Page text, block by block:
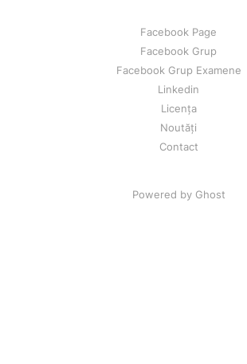
Facebook Page
Facebook Grup
Facebook Grup Examene
Linkedin
Licența
Noutăți
Contact
Powered by Ghost